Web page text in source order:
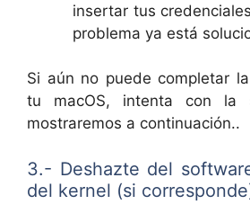
insertar tus
problema ya está
Si aún no puede completar
tu macOS, intenta con la
mostraremos a continuación..
3.- Deshazte del
del kernel (si